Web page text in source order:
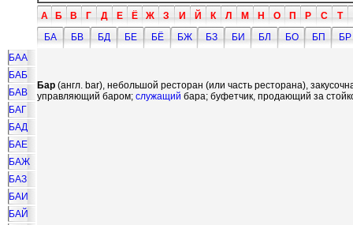
А Б В Г Д Е Ё Ж З И Й К Л М Н О П Р С Т
БА
БВ БД БЕ БЁ БЖ БЗ БИ БЛ БО БП
БР
БАА
БАБ
БАВ
БАГ
БАД
БАЕ
БАЖ
БАЗ
БАИ
БАЙ
Бар (англ. bar), небольшой ресторан (или часть ресторана),
управляющий баром; служащий бара; буфетчик, продающий за